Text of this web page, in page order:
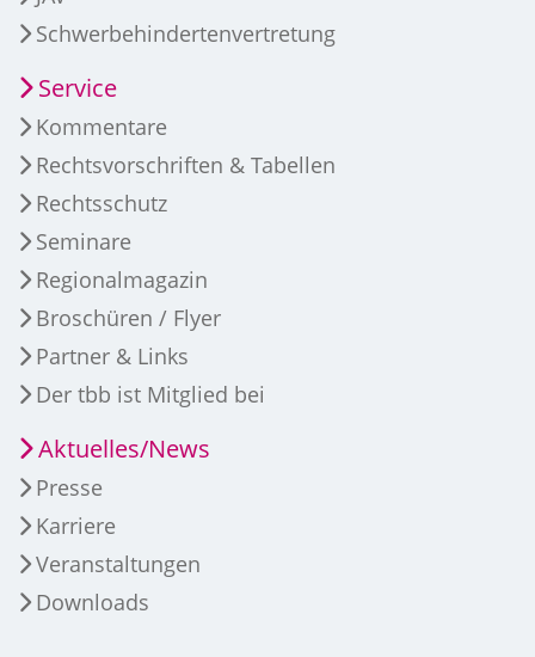
Schwerbehindertenvertretung
Service
Kommentare
Rechtsvorschriften & Tabellen
Rechtsschutz
Seminare
Regionalmagazin
Broschüren / Flyer
Partner & Links
Der tbb ist Mitglied bei
Aktuelles/News
Presse
Karriere
Veranstaltungen
Downloads